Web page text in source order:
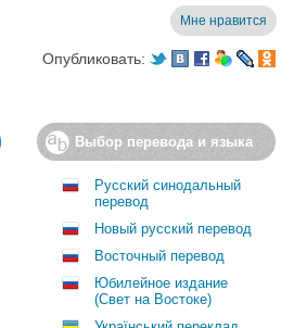
Мне нравится
Опубликовать:
Выбор перевода и языка
Русский синодальный
перевод
Новый русский перевод
Восточный перевод
Юбилейное издание
(Свет на Востоке)